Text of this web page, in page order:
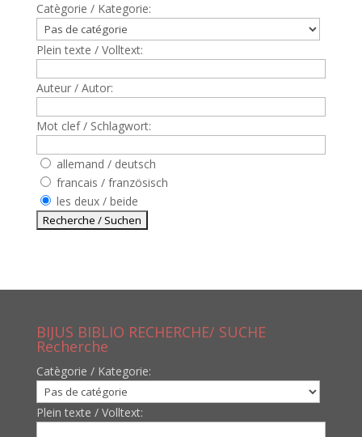
Catègorie / Kategorie:
Plein texte / Volltext:
Auteur / Autor:
Mot clef / Schlagwort:
allemand / deutsch
francais / französisch
les deux / beide
BIJUS BIBLIO RECHERCHE/ SUCHE
Recherche
Catègorie / Kategorie:
Plein texte / Volltext: